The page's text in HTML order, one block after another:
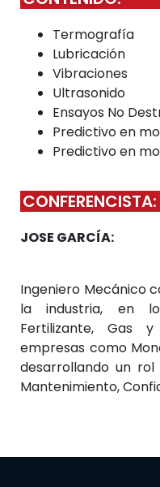
Termografía
Lubricación
Vibraciones
Ultrasonido
Ensayos No
Predictivo en
Predictivo en
CONFERENCISTA:
JOSE GARCÍA:
Ingeniero Mecánico
la industria, en
Fertilizante, Gas
empresas como
desarrollando un
Mantenimiento,